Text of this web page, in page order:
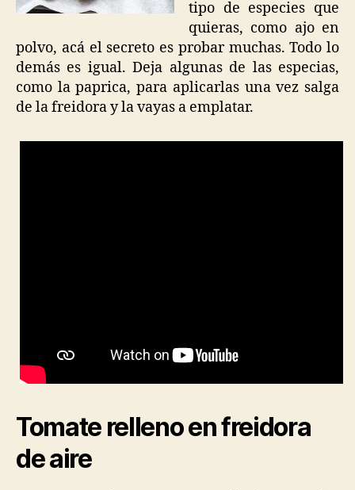
tipo de especies que
quieras, como ajo en
polvo, acá el secreto es probar muchas. Todo lo
demás es igual. Deja algunas de las especias,
como la paprica, para aplicarlas una vez salga
de la freidora y la vayas a emplatar.
Tomate relleno en freidora
de aire